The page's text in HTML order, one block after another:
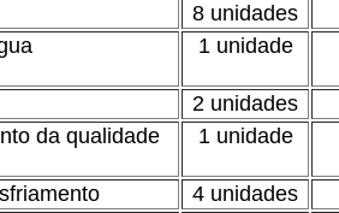
8 unidades
1 unidade
2 unidades
da qualidade
1 unidade
4 unidades